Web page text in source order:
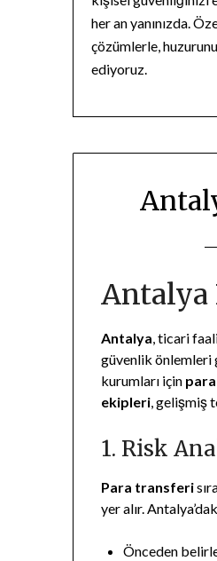
her an yanınızda.
çözümlerle,
ediyoruz.
Antalya
Antalya, ticari
güvenlik önlemleri
kurumları için
ekipleri, gelişmiş
1. Risk
Para transferi
yer alır.
Önceden